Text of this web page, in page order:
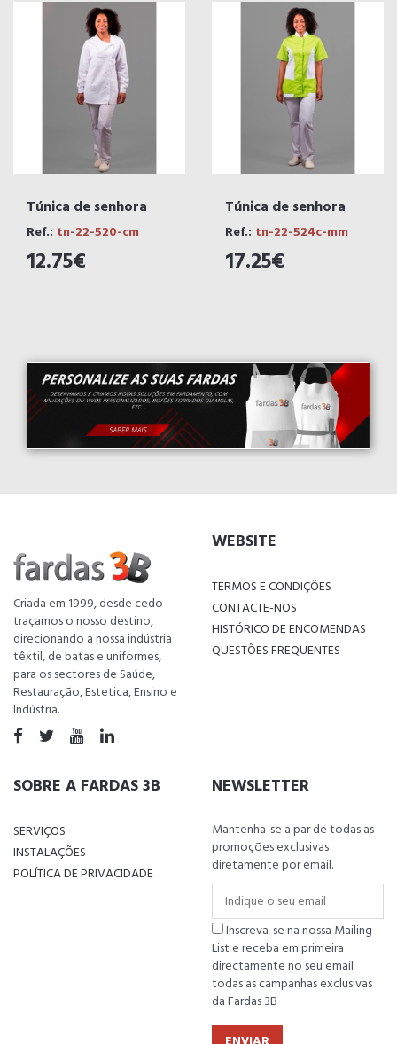
Túnica de senhora
Ref.: tn-22-520-cm
12.75€
Túnica de senhora
Ref.: tn-22-524c-mm
17.25€
Criada em 1999, desde cedo
traçamos o nosso destino,
direcionando a nossa indústria
têxtil, de batas e uniformes,
para os sectores de Saúde,
Restauração, Estetica, Ensino e
Indústria.
WEBSITE
TERMOS E CONDIÇÕES
CONTACTE-NOS
HISTÓRICO DE ENCOMENDAS
QUESTÕES FREQUENTES
SOBRE A FARDAS 3B
SERVIÇOS
INSTALAÇÕES
POLÍTICA DE PRIVACIDADE
NEWSLETTER
Mantenha-se a par de todas as
promoções exclusivas
diretamente por email.
Inscreva-se na nossa Mailing
List e receba em primeira
directamente no seu email
todas as campanhas exclusivas
da Fardas 3B